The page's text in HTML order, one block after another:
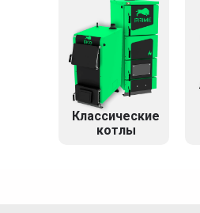
Классические
котлы